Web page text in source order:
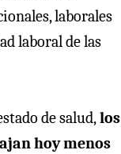
laborales
laboral de las
de salud,los
hoy menos